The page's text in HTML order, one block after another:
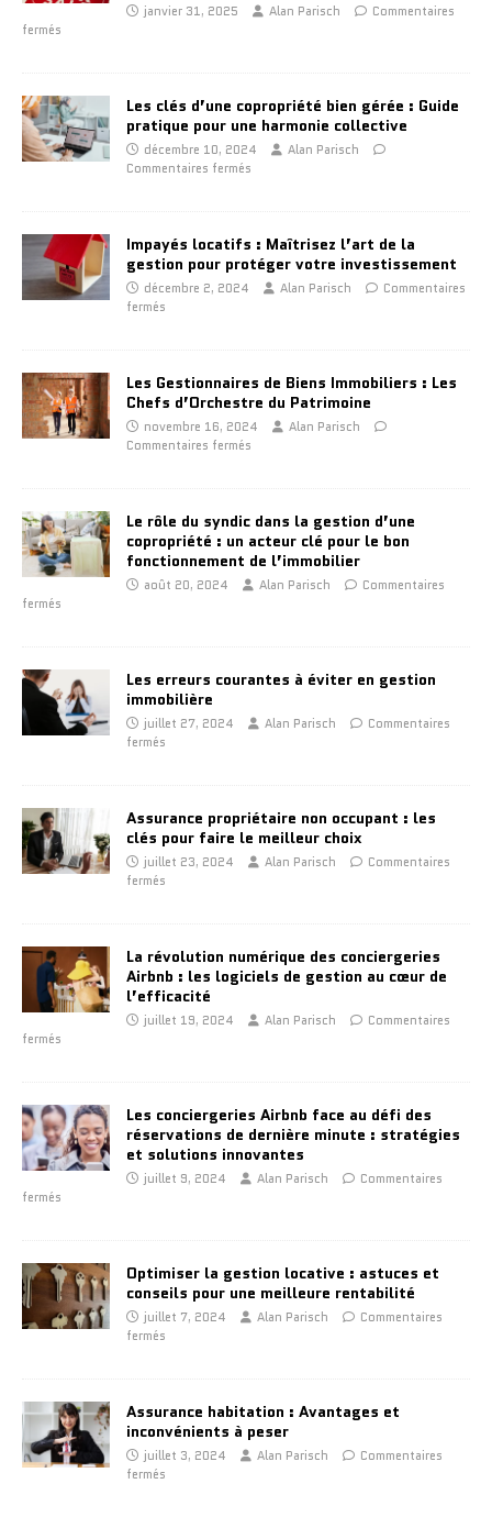
janvier 31, 2025 Alan Parisch
Commentaires
fermés
Les clés d’une copropriété bien gérée : Guide
pratique pour une harmonie collective
décembre 10, 2024
Alan Parisch
Commentaires fermés
Impayés locatifs : Maîtrisez l’art de la
gestion pour protéger votre investissement
décembre 2, 2024 Alan Parisch
Commentaires
fermés
Les Gestionnaires de Biens Immobiliers : Les
Chefs d’Orchestre du Patrimoine
novembre 16, 2024
Alan Parisch
Commentaires fermés
Le rôle du syndic dans la gestion d’une
copropriété : un acteur clé pour le bon
fonctionnement de l’immobilier
août 20, 2024 Alan Parisch
Commentaires
fermés
Les erreurs courantes à éviter en gestion
immobilière
juillet 27, 2024 Alan Parisch
Commentaires
fermés
Assurance propriétaire non occupant : les
clés pour faire le meilleur choix
juillet 23, 2024 Alan Parisch
Commentaires
fermés
La révolution numérique des conciergeries
Airbnb : les logiciels de gestion au cœur de
l’efficacité
juillet 19, 2024 Alan Parisch
Commentaires
fermés
Les conciergeries Airbnb face au défi des
réservations de dernière minute : stratégies
et solutions innovantes
juillet 9, 2024 Alan Parisch
Commentaires
fermés
Optimiser la gestion locative : astuces et
conseils pour une meilleure rentabilité
juillet 7, 2024 Alan Parisch
Commentaires
fermés
Assurance habitation : Avantages et
inconvénients à peser
juillet 3, 2024 Alan Parisch
Commentaires
fermés